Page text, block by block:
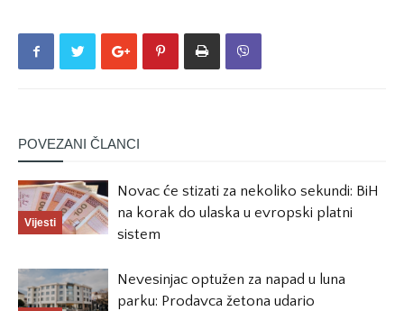
POVEZANI ČLANCI
Vijesti
Novac će stizati za nekoliko sekundi: BiH
na korak do ulaska u evropski platni
sistem
Nevesinjac optužen za napad u luna
parku: Prodavca žetona udario